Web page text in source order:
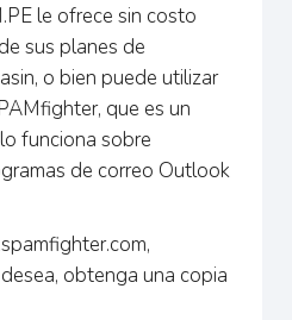
le ofrece sin costo
sus planes de
o bien puede utilizar
que es un
funciona sobre
de correo Outlook
obtenga una copia